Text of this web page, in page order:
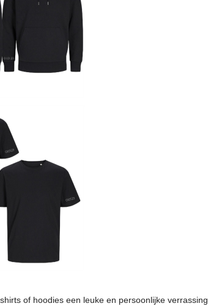
of hoodies een leuke en persoonlijke verrassing.